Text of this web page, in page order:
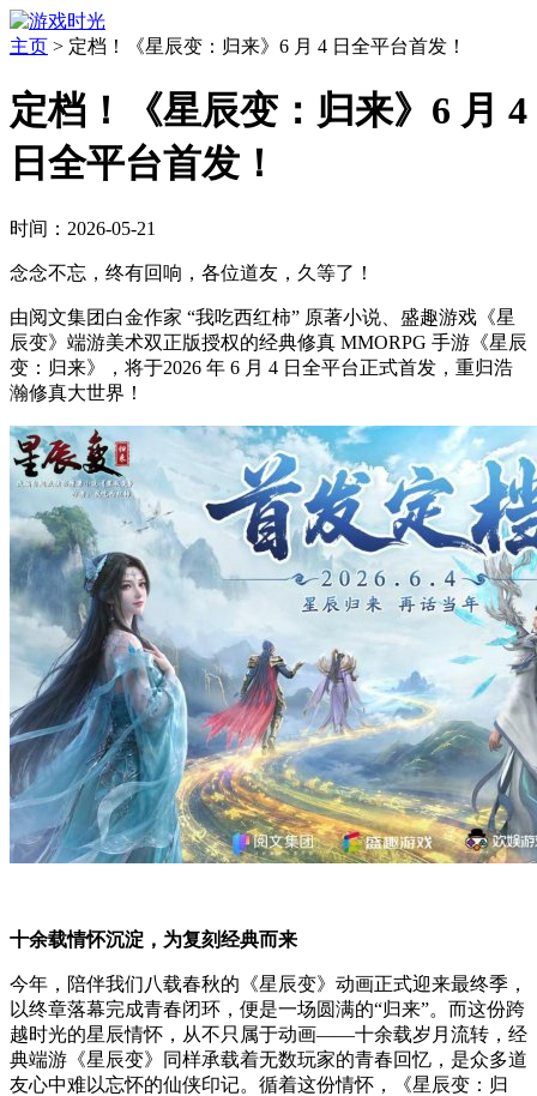
主页 > 定档！《星辰变：归来》6 月 4 日全平台首发！
定档！《星辰变：归来》6 月 4
日全平台首发！
时间：2026-05-21
念念不忘，终有回响，各位道友，久等了！
由阅文集团白金作家 “我吃西红柿” 原著小说、盛趣游戏《星
辰变》端游美术双正版授权的经典修真 MMORPG 手游《星辰
变：归来》，将于2026 年 6 月 4 日全平台正式首发，重归浩
瀚修真大世界！
十余载情怀沉淀，为复刻经典而来
今年，陪伴我们八载春秋的《星辰变》动画正式迎来最终季，
以终章落幕完成青春闭环，便是一场圆满的“归来”。而这份跨
越时光的星辰情怀，从不只属于动画——十余载岁月流转，经
典端游《星辰变》同样承载着无数玩家的青春回忆，是众多道
友心中难以忘怀的仙侠印记。循着这份情怀，《星辰变：归